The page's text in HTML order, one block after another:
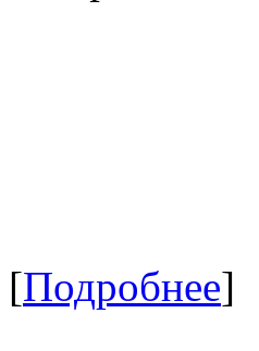
[Подробнее]